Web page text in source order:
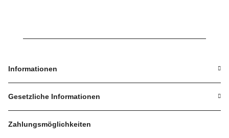
Informationen
Gesetzliche Informationen
Zahlungsmöglichkeiten